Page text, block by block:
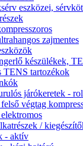
eszközei,
zajmentes
készülékek,
TENS tartozékok
járókeretek -
végtag
/
- aktív